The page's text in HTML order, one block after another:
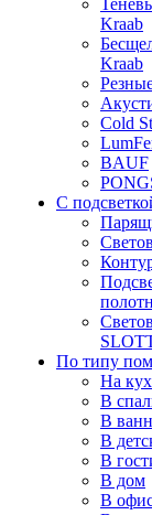
Kraab
Kraab
Cold
BAUF
С
По типу
На
В
В
В
В
В дом
В